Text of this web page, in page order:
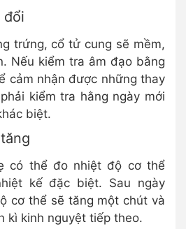
đổi
trứng, cổ tử cung sẽ mềm,
Nếu kiểm tra âm đạo bằng
cảm nhận được những thay
kiểm tra hằng ngày mới
biệt.
có thể đo nhiệt độ cơ thể
kế đặc biệt. Sau ngày
cơ thể sẽ tăng một chút và
kì kinh nguyệt tiếp theo.